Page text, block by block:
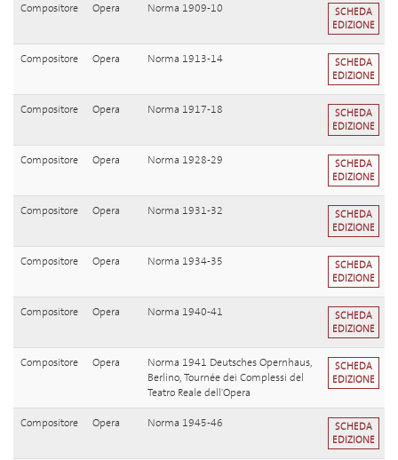
Compositore Opera Norma 1909-10
SCHEDA
EDIZIONE
Compositore Opera Norma 1913-14
SCHEDA
EDIZIONE
Compositore Opera Norma 1917-18
SCHEDA
EDIZIONE
Compositore Opera Norma 1928-29
SCHEDA
EDIZIONE
Compositore Opera Norma 1931-32
SCHEDA
EDIZIONE
Compositore Opera Norma 1934-35
SCHEDA
EDIZIONE
Compositore Opera Norma 1940-41
SCHEDA
EDIZIONE
Compositore Opera
Norma 1941 Deutsches Opernhaus,
Berlino, Tournée dei Complessi del
Teatro Reale dell'Opera
SCHEDA
EDIZIONE
Compositore Opera Norma 1945-46
SCHEDA
EDIZIONE